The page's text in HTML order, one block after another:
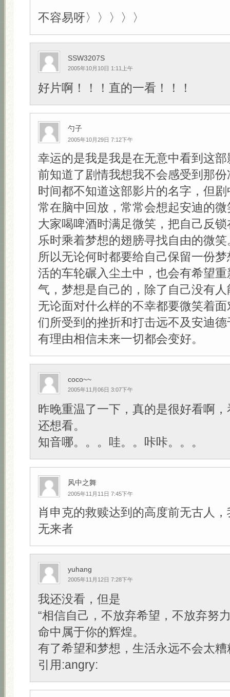
不容易呀〉〉〉〉〉
SSW3207S
2005年10月10日 1:11上午
好片啊！！！直的一看！！！
勺子
2005年10月29日 7:12下午
幸运的是我是我是在无意中看到这
前知道了剧情我想我不会感受到那
时间都不知道这部影片的名字，但
常在脑中回放，常常会想起安迪的
大家喝啤酒时满足微笑，把自己反
乐时乘着梦想的翅膀寻找自由的微笑
所以无论何时都要给自己保留一份
活的车轮碾入尘土中，也会有希望
气，梦想是自己的，除了自己没有
无论面对什么样的不幸都要微笑着
们所受到的挫折和打击远不及安迪
有理由相信未来一切都会变好。
coco~~
2005年11月06日 3:07下午
昨晚重温了一下，真的是很好看啊
还想看。
知音哪。。。哇。。咔咔。。。
风中之舞
2005年11月11日 7:45下午
肖申克的救赎达到的高度前无古人
无来者
yuhang
2005年11月12日 7:28下午
我还没看，但是
“相信自己，不放弃希望，不放弃努
命中属于你的辉煌。
有了希望和梦想，生活永远不会太糟
引用:angry: